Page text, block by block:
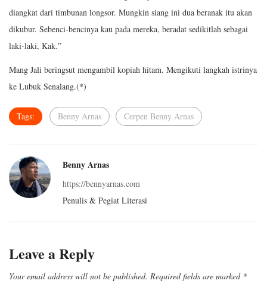
diangkat dari timbunan longsor. Mungkin siang ini dua beranak itu akan
dikubur. Sebenci-bencinya kau pada mereka, beradat sedikitlah sebagai
laki-laki, Kak.”
Mang Jali beringsut mengambil kopiah hitam. Mengikuti langkah istrinya
ke Lubuk Senalang.(*)
Tags: Benny Arnas Cerpen Benny Arnas
Benny Arnas
https://bennyarnas.com
Penulis & Pegiat Literasi
Leave a Reply
Your email address will not be published. Required fields are marked *